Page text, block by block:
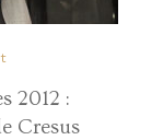
2012 :
Cresus